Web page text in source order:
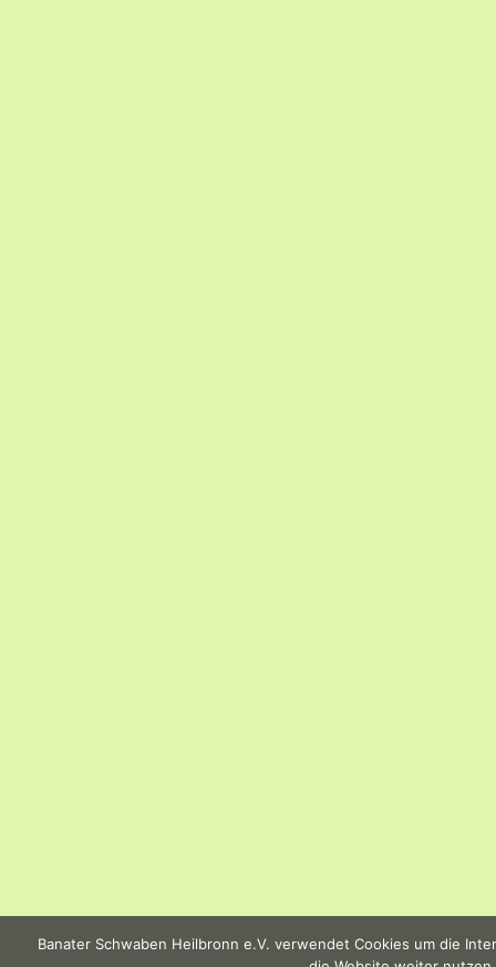
Banater Schwaben Heilbronn e.V. verwendet Cookies um die